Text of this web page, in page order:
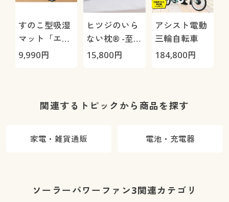
すのこ型吸湿
マット「エア
ージョブ®」
9,990円
ヒツジのいら
ない枕® -至
極-
15,800円
アシスト電動
三輪自転車
184,800円
関連するトピックから商品を探す
家電・雑貨通販 電池・充電器
ソーラーパワーファン3関連カテゴリ